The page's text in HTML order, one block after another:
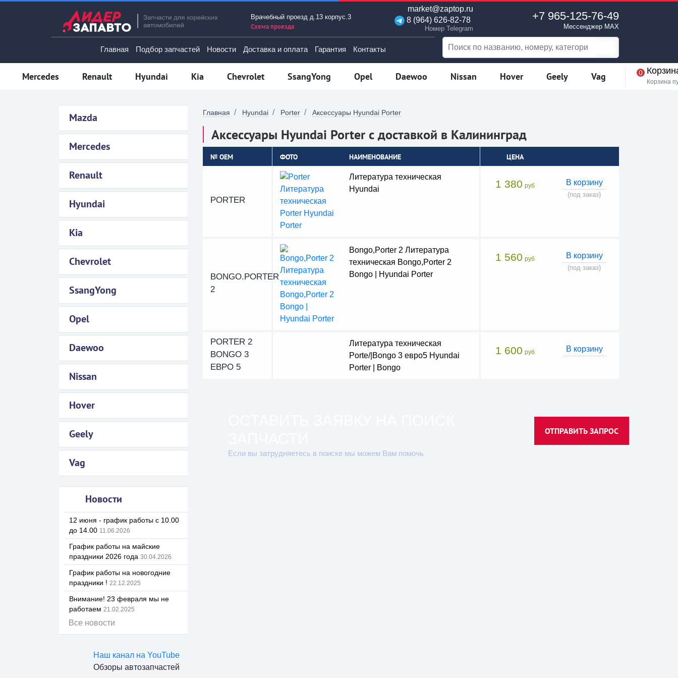
Врачебный проезд д.13 корпус.3
Схема проезда
market@zaptop.ru
8 (964) 626-82-78
Номер Telegram
+7 965-125-76-49
Мессенджер MAX
Главная Подбор запчастей Новости Доставка и оплата Гарантия Контакты
Mercedes Renault Hyundai Kia Chevrolet SsangYong Opel Daewoo Nissan Hover Geely Vag 0
Корзина
Mazda
Mercedes
Renault
Hyundai
Kia
Chevrolet
SsangYong
Opel
Daewoo
Nissan
Hover
Geely
Vag
Новости
12 июня - график работы с 10.00
до 14.00 11.06.2026
График работы на майские
праздники 2026 года 30.04.2026
График работы на новогодние
праздники ! 22.12.2025
Внимание! 23 февраля мы не
работаем 21.02.2025
Все новости
Наш канал на YouTube
Обзоры автозапчастей
Главная Hyundai Porter Аксессуары Hyundai Porter
Аксессуары Hyundai Porter с доставкой в Калининград
№ OEM ФОТО НАИМЕНОВАНИЕ ЦЕНА
PORTER
Литература техническая
Hyundai
1 380 руб В корзину
(под заказ)
BONGO.PORTER
2
Bongo,Porter 2 Литература
техническая Bongo,Porter 2
Bongo | Hyundai Porter
1 560 руб В корзину
(под заказ)
PORTER 2
BONGO 3
ЕВРО 5
Литература техническая
Porte/|Bongo 3 евро5 Hyundai
Porter | Bongo
1 600 руб В корзину
Если вы затрудняетесь в поиске мы можем Вам помочь
ОТПРАВИТЬ ЗАПРОС